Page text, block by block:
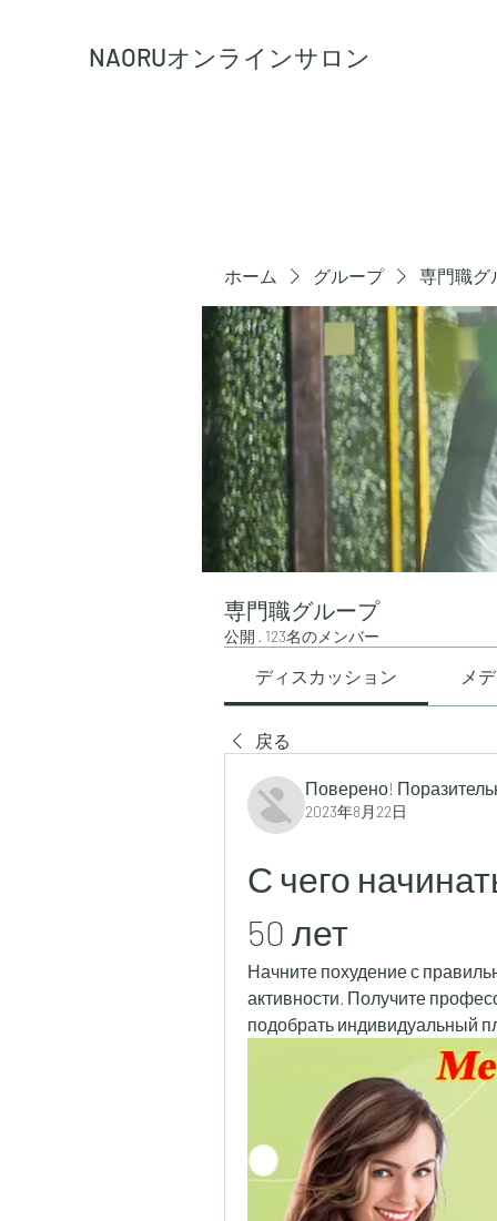
NAORUオンラインサロン
ホーム グループ 専門職グ
専門職グループ
公開 · 123名のメンバー
ディスカッション メ
戻る
Поверено!
2023年8月22日
С чего
50 лет
Начните похудение с
активности. Получите
подобрать индивидуальный